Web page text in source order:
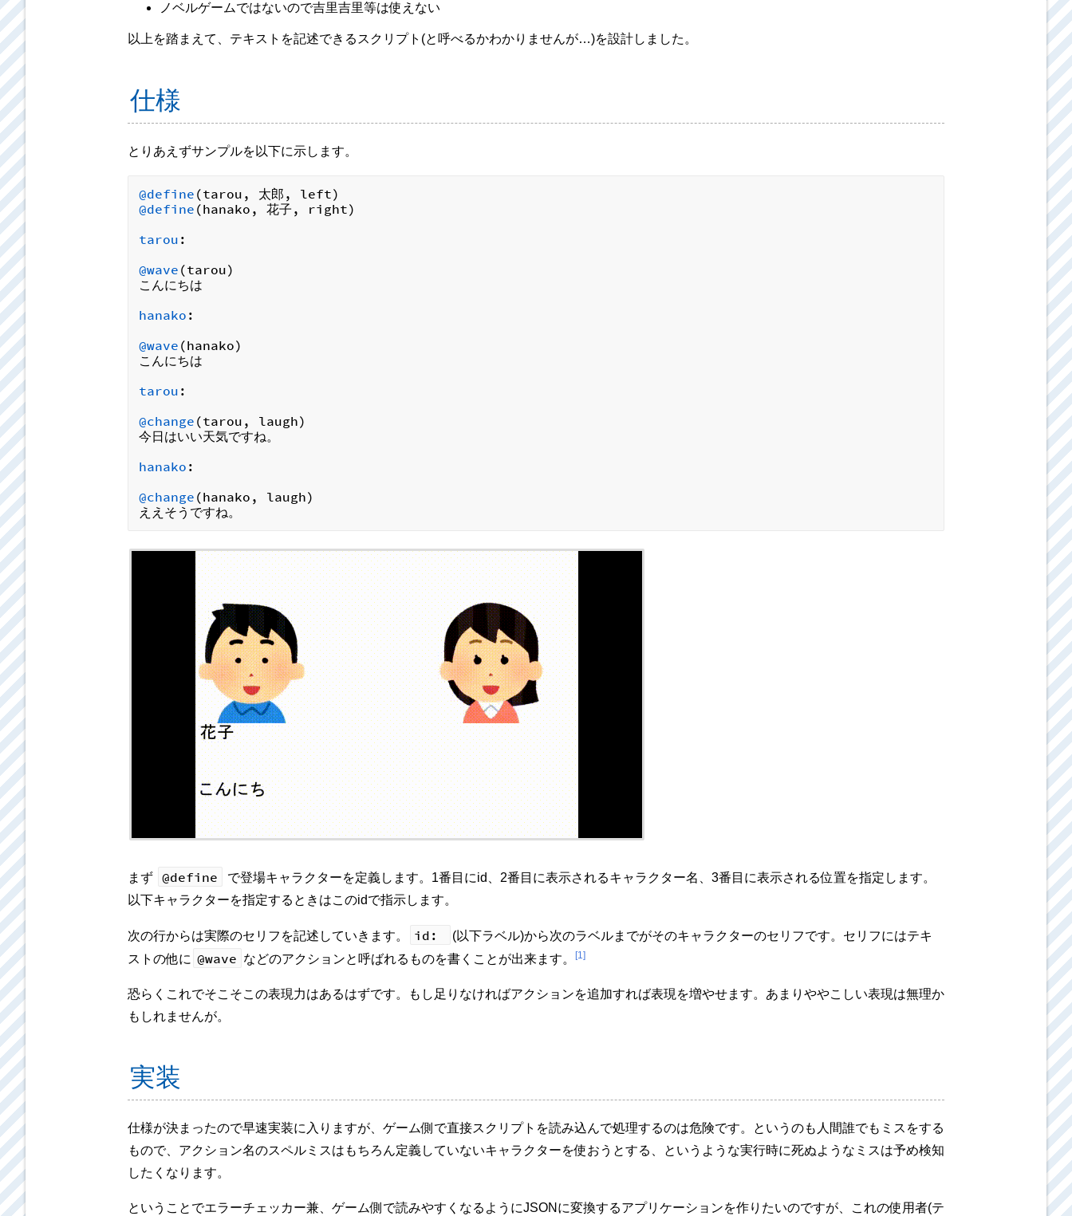
ノベルゲームではないので吉里吉里等は使えない
以上を踏まえて、テキストを記述できるスクリプト(と呼べるかわかりませんが…)を設計しました。
仕様
とりあえずサンプルを以下に示します。
@define
@define (hanako, 花子, right)
tarou :
@wave (tarou)
こんにちは
hanako :
@wave (hanako)
こんにちは
tarou :
@change (tarou, laugh)
今日はいい天気ですね。
hanako :
@change (hanako, laugh)
まず @define
で登場キャラクターを定義します。1番目にid、2番目に表示されるキャラクター名、3番目に表示される位置を指定します。
以下キャラクターを指定するときはこのidで指示します。
次の行からは実際のセリフを記述していきます。 id:
(以下ラベル)から次のラベルまでがそのキャラクターのセリフです。セリフにはテキ
ストの他に @wave などのアクションと呼ばれるものを書くことが出来ます。 [1]
恐らくこれでそこそこの表現力はあるはずです。もし足りなければアクションを追加すれば表現を増やせます。あまりややこしい表現は無理か
もしれませんが。
実装
仕様が決まったので早速実装に入りますが、ゲーム側で直接スクリプトを読み込んで処理するのは危険です。というのも人間誰でもミスをする
もので、アクション名のスペルミスはもちろん定義していないキャラクターを使おうとする、というような実行時に死ぬようなミスは予め検知
したくなります。
ということでエラーチェッカー兼、ゲーム側で読みやすくなるようにJSONに変換するアプリケーションを作りたいのですが、これの使用者(テ